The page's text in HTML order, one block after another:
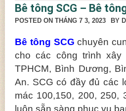
Bê tông SCG – Bê
POSTED ON THÁNG 7 3, 2023 BY
Bê tông SCG chuyên
cho các công trình
TPHCM, Bình Dương,
An. SCG có đầy đủ các
mác 100,150, 200, 250,